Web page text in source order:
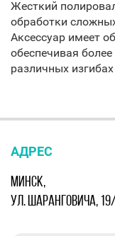
Жесткий
обработки
Аксессуар имеет
обеспечивая
различных
АДРЕС
МИНСК,
УЛ. ШАРАНГОВИЧА,